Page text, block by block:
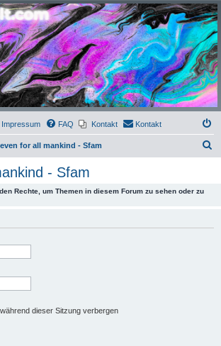
grosse Grössen und Accessoires
Impressum FAQ Kontakt Kontakt
for all mankind - Sfam
- Sfam
Rechte, um Themen in diesem Forum zu sehen oder zu
dieser Sitzung verbergen